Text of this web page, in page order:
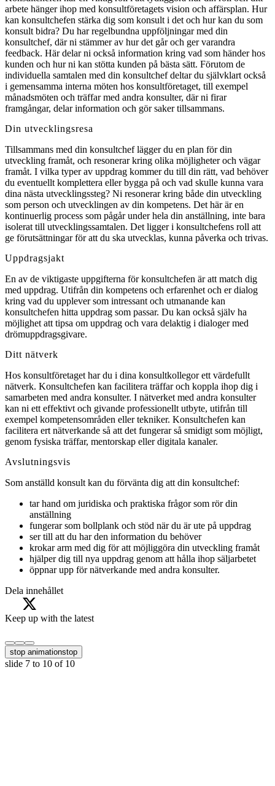
arbete hänger ihop med konsultföretagets vision och affärsplan. Hur
kan konsultchefen stärka dig som konsult i det och hur kan du som
konsult bidra? Du har regelbundna uppföljningar med din
konsultchef, där ni stämmer av hur det går och ger varandra
feedback. Här delar ni också information kring vad som händer hos
kunden och hur ni kan stötta kunden på bästa sätt. Förutom de
individuella samtalen med din konsultchef deltar du självklart också
i gemensamma interna möten hos konsultföretaget, till exempel
månadsmöten och träffar med andra konsulter, där ni firar
framgångar, delar information och gör saker tillsammans.
Din utvecklingsresa
Tillsammans med din konsultchef lägger du en plan för din
utveckling framåt, och resonerar kring olika möjligheter och vägar
framåt. I vilka typer av uppdrag kommer du till din rätt, vad behöver
du eventuellt komplettera eller bygga på och vad skulle kunna vara
dina nästa utvecklingssteg? Ni resonerar kring både din utveckling
som person och utvecklingen av din kompetens. Det här är en
kontinuerlig process som pågår under hela din anställning, inte bara
isolerat till utvecklingssamtalen. Det ligger i konsultchefens roll att
ge förutsättningar för att du ska utvecklas, kunna påverka och trivas.
Uppdragsjakt
En av de viktigaste uppgifterna för konsultchefen är att match dig
med uppdrag. Utifrån din kompetens och erfarenhet och er dialog
kring vad du upplever som intressant och utmanande kan
konsultchefen hitta uppdrag som passar. Du kan också själv ha
möjlighet att tipsa om uppdrag och vara delaktig i dialoger med
drömuppdragsgivare.
Ditt nätverk
Hos konsultföretaget har du i dina konsultkollegor ett värdefullt
nätverk. Konsultchefen kan facilitera träffar och koppla ihop dig i
samarbeten med andra konsulter. I nätverket med andra konsulter
kan ni ett effektivt och givande professionellt utbyte, utifrån till
exempel kompetensområden eller tekniker. Konsultchefen kan
facilitera ert nätverkande så att det fungerar så smidigt som möjligt,
genom fysiska träffar, mentorskap eller digitala kanaler.
Avslutningsvis
Som anställd konsult kan du förvänta dig att din konsultchef:
tar hand om juridiska och praktiska frågor som rör din
anställning
fungerar som bollplank och stöd när du är ute på uppdrag
ser till att du har den information du behöver
krokar arm med dig för att möjliggöra din utveckling framåt
hjälper dig till nya uppdrag genom att hålla ihop säljarbetet
öppnar upp för nätverkande med andra konsulter.
Dela innehållet
Keep up with the latest
stop animationstop
slide 7 to 10 of 10